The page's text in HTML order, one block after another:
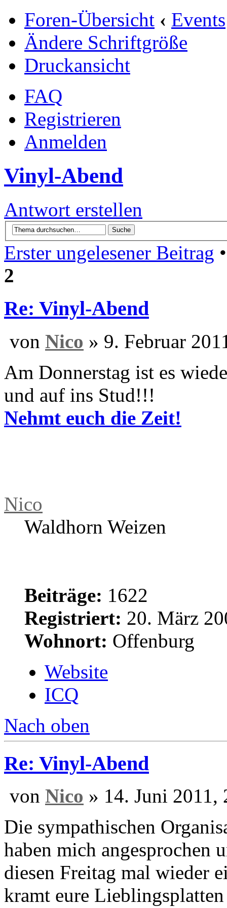
Foren-Übersicht ‹ Events
Ändere Schriftgröße
Druckansicht
FAQ
Registrieren
Anmelden
Vinyl-Abend
Antwort erstellen
Erster ungelesener Beitrag
2
Re: Vinyl-Abend
vonNico» 9.
Am Donnerstag ist es
und auf ins Stud!!!
Nico
Beiträge:1622
Registriert:
Wohnort:Offenburg
Website
ICQ
Nach oben
Re: Vinyl-Abend
vonNico » 14.
Die sympathischen